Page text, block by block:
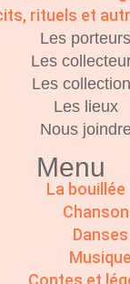
rituels et
Les porteurs
Les
Les
Les lieux
Nous
Menu
La bouillée
Danses
Musique
Contes et